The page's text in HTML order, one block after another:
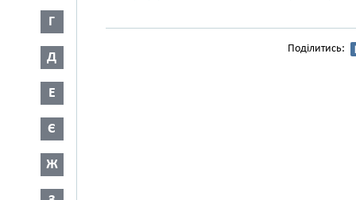
Г
Д
Е
Є
Ж
Поділитись: